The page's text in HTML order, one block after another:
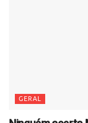
GERAL